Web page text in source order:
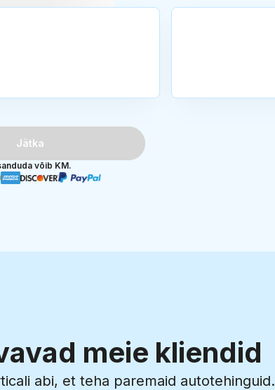
Jätka
võib KM.
meie kliendid
abi, et teha paremaid autotehinguid.